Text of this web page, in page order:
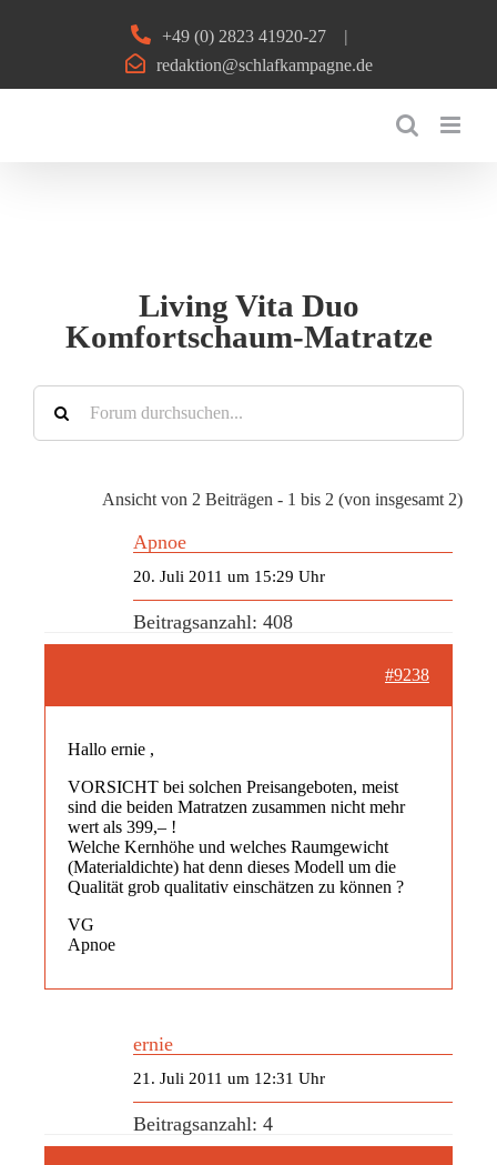
+49 (0) 2823 41920-27
|
redaktion@schlafkampagne.de
Living Vita Duo
Komfortschaum-Matratze
Ansicht von 2 Beiträgen - 1 bis 2 (von insgesamt 2)
Apnoe
20. Juli 2011 um 15:29 Uhr
Beitragsanzahl: 408
#9238
Hallo ernie ,
VORSICHT bei solchen Preisangeboten, meist
sind die beiden Matratzen zusammen nicht mehr
wert als 399,– !
Welche Kernhöhe und welches Raumgewicht
(Materialdichte) hat denn dieses Modell um die
Qualität grob qualitativ einschätzen zu können ?
VG
Apnoe
ernie
21. Juli 2011 um 12:31 Uhr
Beitragsanzahl: 4